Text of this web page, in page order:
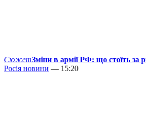
СюжетЗміни в армії РФ: що стоїть за
Росія новини — 15:20